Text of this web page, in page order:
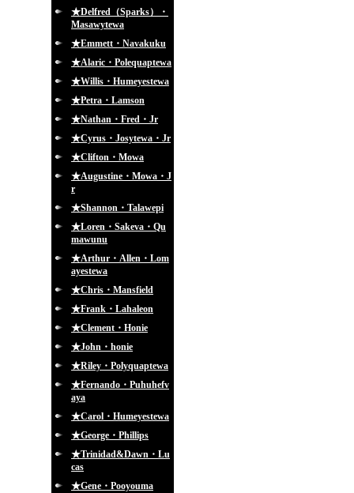
★Delfred（Sparks）・
Masawytewa
★Emmett・Navakuku
★Alaric・Polequaptewa
★Willis・Humeyestewa
★Petra・Lamson
★Nathan・Fred・Jr
★Cyrus・Josytewa・Jr
★Clifton・Mowa
★Augustine・Mowa・J
r
★Shannon・Talawepi
★Loren・Sakeva・Qu
mawunu
★Arthur・Allen・Lom
ayestewa
★Chris・Mansfield
★Frank・Lahaleon
★Clement・Honie
★John・honie
★Riley・Polyquaptewa
★Fernando・Puhuhefv
aya
★Carol・Humeyestewa
★George・Phillips
★Trinidad&Dawn・Lu
cas
★Gene・Pooyouma